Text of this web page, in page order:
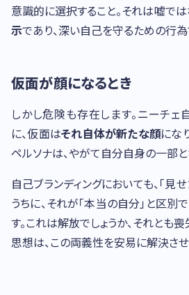
意識的に選択すること。それは嘘では
示であり、深い自己を守るための行為
仮面が顔になるとき
しかし危険も存在します。ニーチェ
に、仮面はそれ自体が新たな顔にな
ペルソナは、やがて自分自身の一部と
自己ブランディングにおいても、「見
うちに、それが「本当の自分」と区別
す。これは解放でしょうか、それとも
思想は、この両義性を安易に解決させ